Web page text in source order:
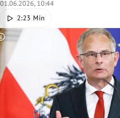
Untermenü
Untermenü
Untermenü
Untermenü
Untermenü
01.06.2026, 10:44
2:23 Min
Copyright-Hinweis öffnen/schließen